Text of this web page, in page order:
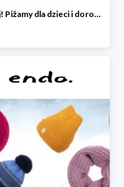
Dzisiaj! Piżamy dla dzieci i dorosłych -50%